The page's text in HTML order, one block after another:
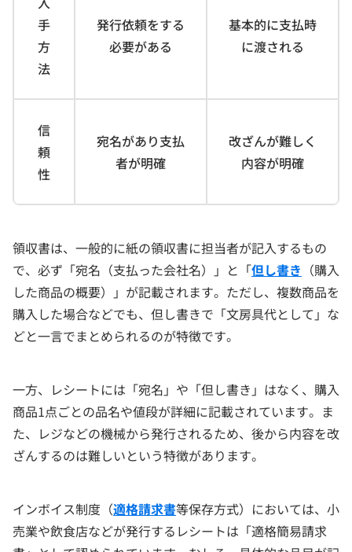
手
方
法
発行依頼をする
必要がある
基本的に支払時
に渡される
信
頼
性
宛名があり支払
者が明確
改ざんが難しく
内容が明確
領収書は、一般的に紙の領収書に担当者が記入するもの
で、必ず「宛名（支払った会社名）」と「但し書き （購入
した商品の概要）」が記載されます。ただし、複数商品を
購入した場合などでも、但し書きで「文房具代として」な
どと一言でまとめられるのが特徴です。
一方、レシートには「宛名」や「但し書き」はなく、購入
商品1点ごとの品名や値段が詳細に記載されています。ま
た、レジなどの機械から発行されるため、後から内容を改
ざんするのは難しいという特徴があります。
インボイス制度（適格請求書等保存方式）においては、小
売業や飲食店などが発行するレシートは「適格簡易請求